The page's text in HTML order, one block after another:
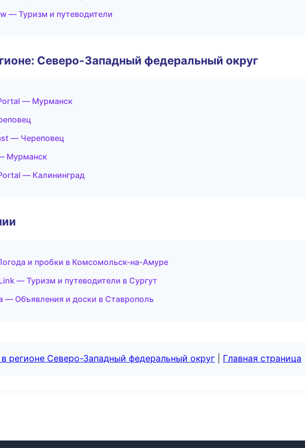
— Туризм и путеводители
Северо-Западный федеральный округ
— Мурманск
— Череповец
Мурманск
— Калининград
и пробки в Комсомольск-на-Амуре
— Туризм и путеводители в Сургут
— Объявления и доски в Ставрополь
регионе Северо-Западный федеральный округ Главная страница